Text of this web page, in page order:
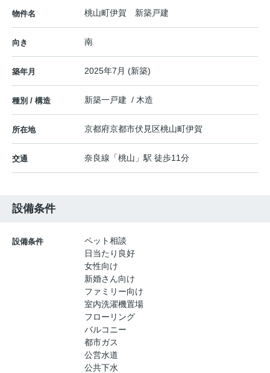
物件名 桃山町伊賀 新築戸建
向き 南
築年月 2025年7月 (新築)
種別 / 構造 新築一戸建 / 木造
所在地 京都府京都市伏見区桃山町伊賀
交通 奈良線 「桃山 」駅 徒歩11分
設備条件
設備条件
ペット相談
日当たり良好
女性向け
新婚さん向け
ファミリー向け
室内洗濯機置場
フローリング
バルコニー
都市ガス
公営水道
公共下水